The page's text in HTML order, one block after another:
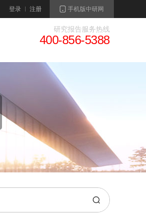
登录 注册 手机版中研网
研究报告服务热线
400-856-5388